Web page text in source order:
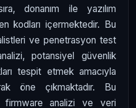
donanım ile yazılım
kodları içermektedir. Bu
ve penetrasyon test
potansiyel güvenlik
tespit etmek amacıyla
öne çıkmaktadır. Bu
firmware analizi ve veri